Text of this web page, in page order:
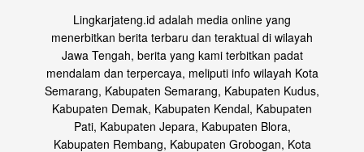
Lingkarjateng.id adalah media online yang
menerbitkan berita terbaru dan teraktual di wilayah
Jawa Tengah, berita yang kami terbitkan padat
mendalam dan terpercaya, meliputi info wilayah Kota
Semarang, Kabupaten Semarang, Kabupaten Kudus,
Kabupaten Demak, Kabupaten Kendal, Kabupaten
Pati, Kabupaten Jepara, Kabupaten Blora,
Kabupaten Rembang, Kabupaten Grobogan, Kota